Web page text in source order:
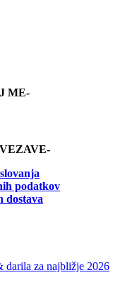
ME-
podatkov
dostava
darila za najbližje 2026